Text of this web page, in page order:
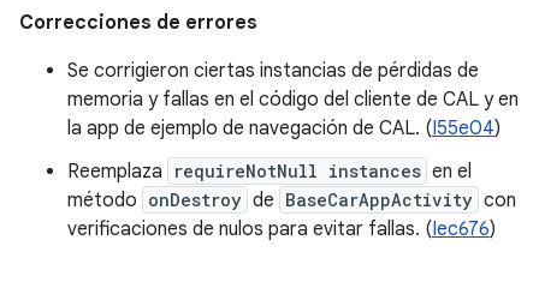
Correcciones de errores
Se corrigieron ciertas instancias de pérdidas de
memoria y fallas en el código del cliente de CAL y en
la app de ejemplo de navegación de CAL. (I55e04)
Reemplaza
requireNotNull instances en el
método onDestroy de BaseCarAppActivity con
verificaciones de nulos para evitar fallas. (Iec676)